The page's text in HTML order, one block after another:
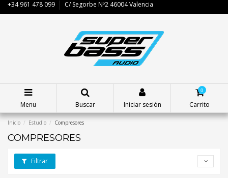
+34 961 478 099 C/ Segorbe Nº2 46004 Valencia
Menu Buscar Iniciar sesión
0
Carrito
Inicio Estudio Compresores
COMPRESORES
Filtrar